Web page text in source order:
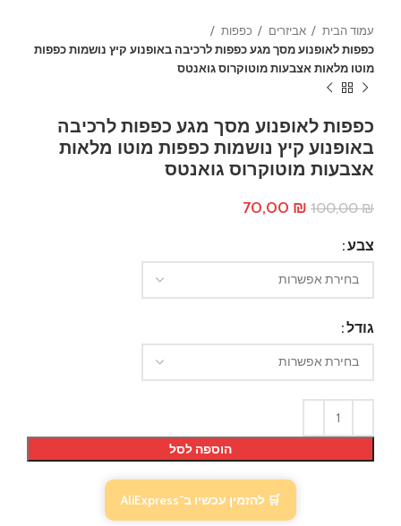
עמוד הבית אביזרים
כפפות
כפפות לאופנוע מסך מגע כפפות לרכיבה באופנוע קיץ נושמות כפפות
מוטו מלאות אצבעות מוטוקרוס גואנטס
כפפות לאופנוע מסך מגע כפפות לרכיבה
באופנוע קיץ נושמות כפפות מוטו מלאות
אצבעות מוטוקרוס גואנטס
100,00₪
המחיר
100,00 ₪.
70,00 ₪
70,00 ₪.
צבע
גודל
הוספה לסל
🛒 להזמין עכשיו ב־AliExpress